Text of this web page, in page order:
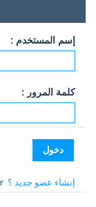
إسم المستخدم :
كلمة المرور :
إنشاء عضو جديد ؟or